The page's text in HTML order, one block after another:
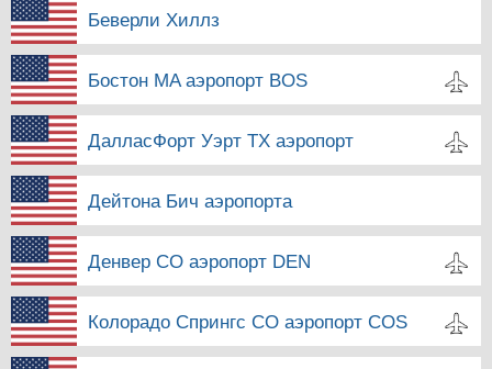
Беверли Хиллз
Бостон MA аэропорт BOS
ДалласФорт Уэрт TX аэропорт
Дейтона Бич аэропорта
Денвер CO аэропорт DEN
Колорадо Спрингс CO аэропорт COS